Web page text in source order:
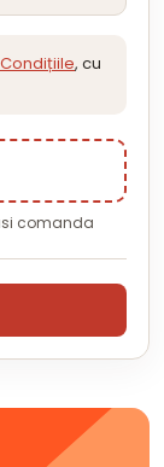
, cu
comanda